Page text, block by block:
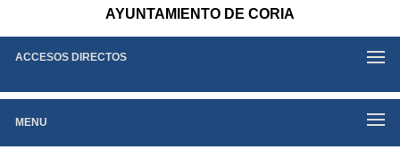
AYUNTAMIENTO DE CORIA
ACCESOS DIRECTOS
MENU